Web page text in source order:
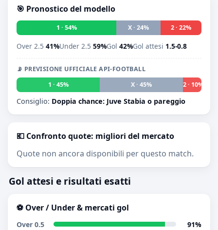
🎯 Pronostico del modello
1 · 54% X · 24% 2 · 22%
Over 2.5 41%Under 2.5 59%Gol 42%Gol attesi 1.5-0.8
📡 PREVISIONE UFFICIALE API-FOOTBALL
1 · 45%
X · 45% 2 · 10%
Consiglio: Doppia chance: Juve Stabia o pareggio
💶 Confronto quote: migliori del mercato
Quote non ancora disponibili per questo match.
Gol attesi e risultati esatti
⚽ Over / Under & mercati gol
Over 0.5
91%